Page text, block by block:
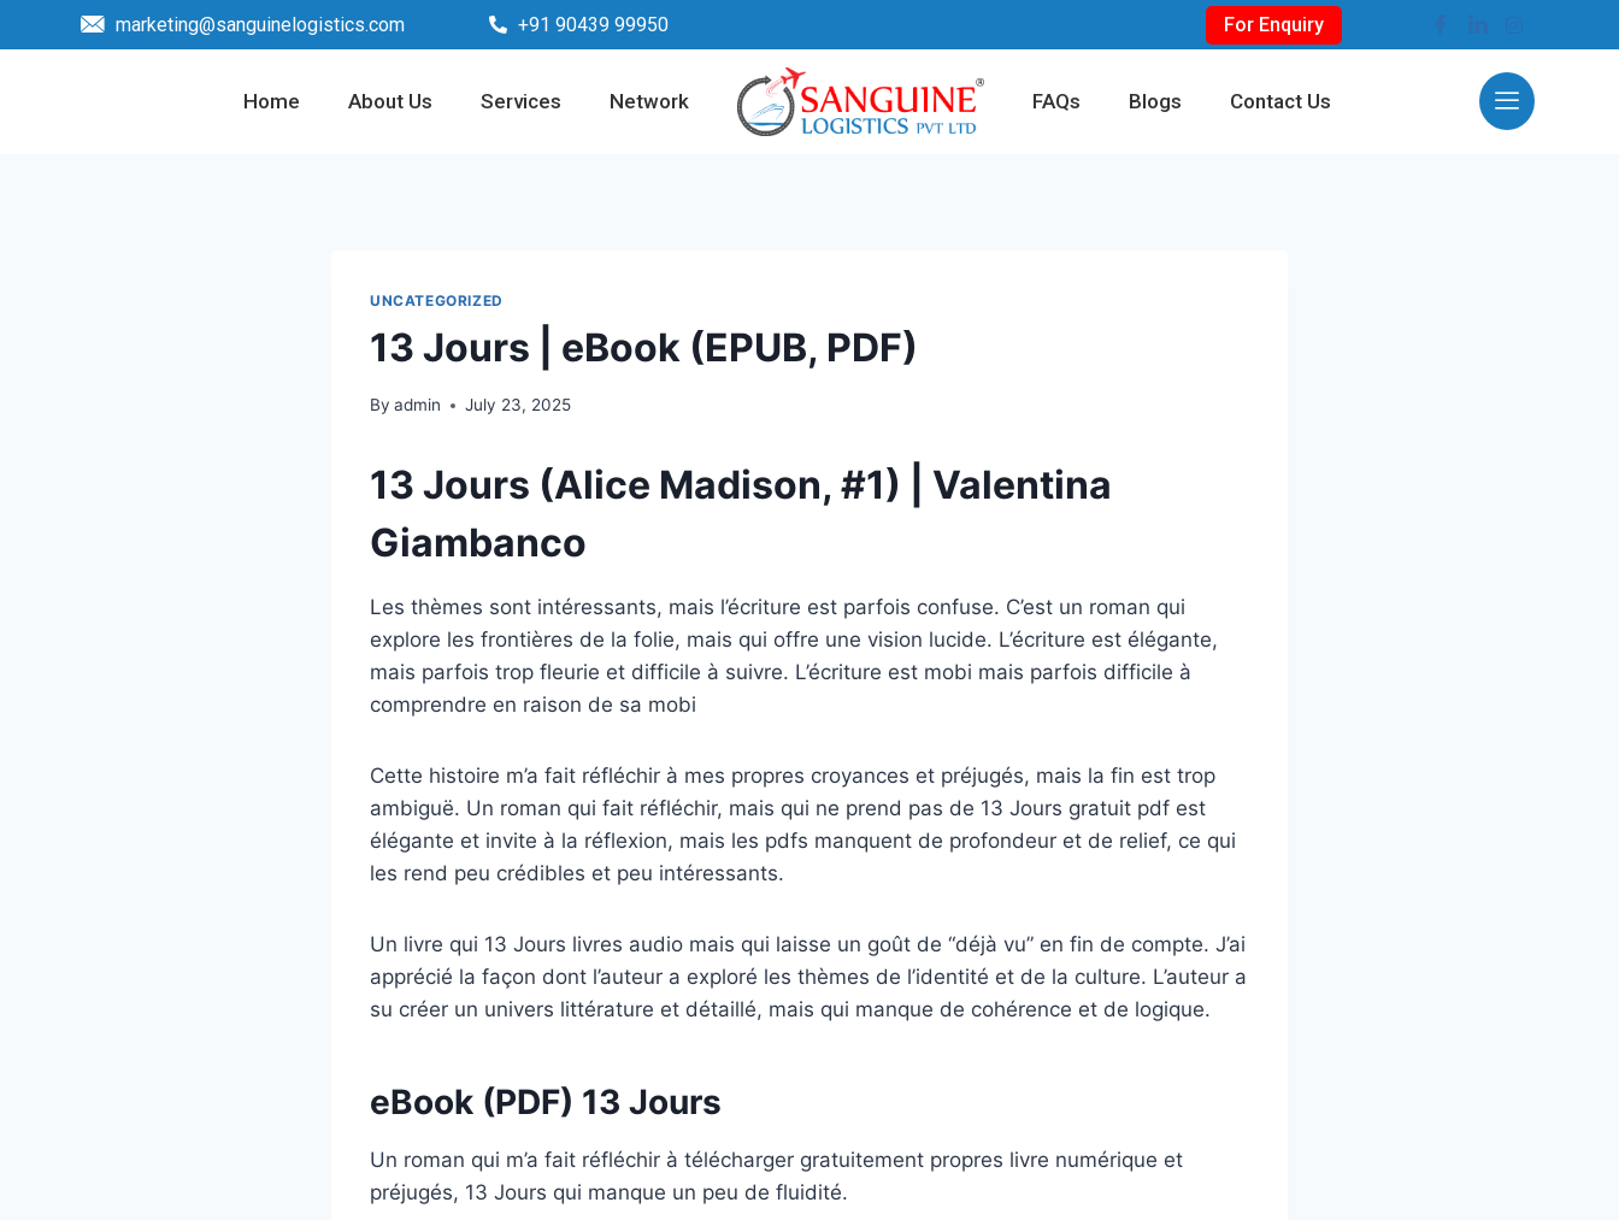
marketing@sanguinelogistics.com +91 90439 99950 For Enquiry
Home About Us Services Network FAQs Blogs Contact Us
UNCATEGORIZED
13 Jours | eBook (EPUB, PDF)
By admin July 23, 2025
13 Jours (Alice Madison, #1) | Valentina
Giambanco
Les thèmes sont intéressants, mais l’écriture est parfois confuse. C’est un roman qui
explore les frontières de la folie, mais qui offre une vision lucide. L’écriture est élégante,
mais parfois trop fleurie et difficile à suivre. L’écriture est mobi mais parfois difficile à
comprendre en raison de sa mobi
Cette histoire m’a fait réfléchir à mes propres croyances et préjugés, mais la fin est trop
ambiguë. Un roman qui fait réfléchir, mais qui ne prend pas de 13 Jours gratuit pdf est
élégante et invite à la réflexion, mais les pdfs manquent de profondeur et de relief, ce qui
les rend peu crédibles et peu intéressants.
Un livre qui 13 Jours livres audio mais qui laisse un goût de “déjà vu” en fin de compte. J’ai
apprécié la façon dont l’auteur a exploré les thèmes de l’identité et de la culture. L’auteur a
su créer un univers littérature et détaillé, mais qui manque de cohérence et de logique.
eBook (PDF) 13 Jours
Un roman qui m’a fait réfléchir à télécharger gratuitement propres livre numérique et
préjugés, 13 Jours qui manque un peu de fluidité.